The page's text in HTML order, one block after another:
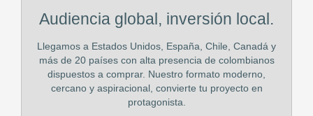
Audiencia global, inversión local.
Llegamos a Estados Unidos, España, Chile, Canadá y
más de 20 países con alta presencia de colombianos
dispuestos a comprar. Nuestro formato moderno,
cercano y aspiracional, convierte tu proyecto en
protagonista.